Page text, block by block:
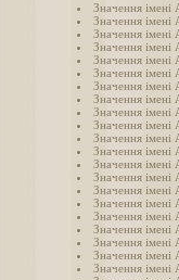
Значення імені
Значення імені
Значення імені
Значення імені
Значення імені
Значення імені
Значення імені
Значення імені
Значення імені
Значення імені
Значення імені
Значення імені
Значення імені
Значення імені
Значення імені
Значення імені
Значення імені
Значення імені
Значення імені
Значення імені
Значення імені